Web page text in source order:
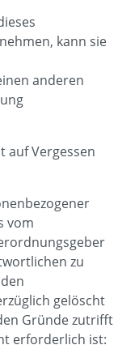
kann sie
anderen
auf Vergessen
vom
zu
gelöscht
Gründe zutrifft
erforderlich ist: